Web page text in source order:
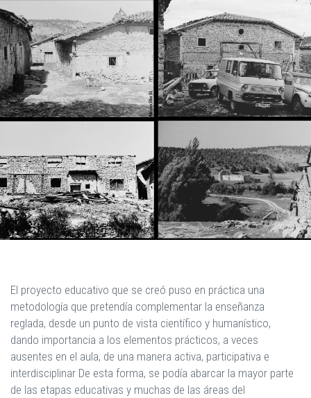
El proyecto educativo que se creó puso en práctica una
metodología que pretendía complementar la enseñanza
reglada, desde un punto de vista científico y humanístico,
dando importancia a los elementos prácticos, a veces
ausentes en el aula, de una manera activa, participativa e
interdisciplinar De esta forma, se podía abarcar la mayor parte
de las etapas educativas y muchas de las áreas del